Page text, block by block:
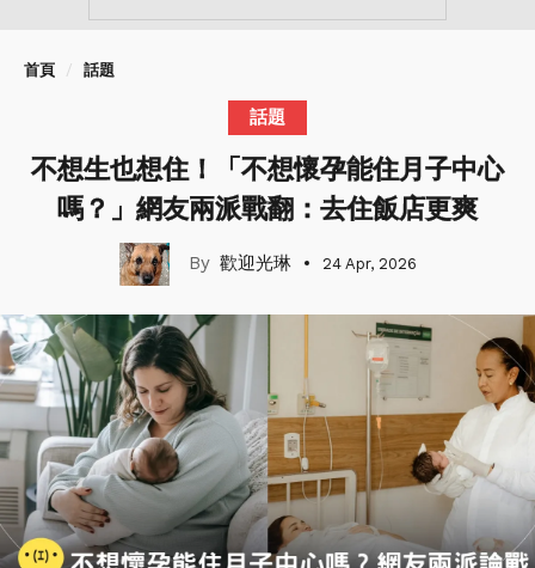
首頁 話題
話題
不想生也想住！「不想懷孕能住月子中心
嗎？」網友兩派戰翻：去住飯店更爽
歡迎光琳 24 Apr, 2026